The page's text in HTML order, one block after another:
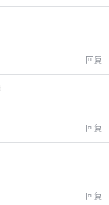
回复
回复
回复